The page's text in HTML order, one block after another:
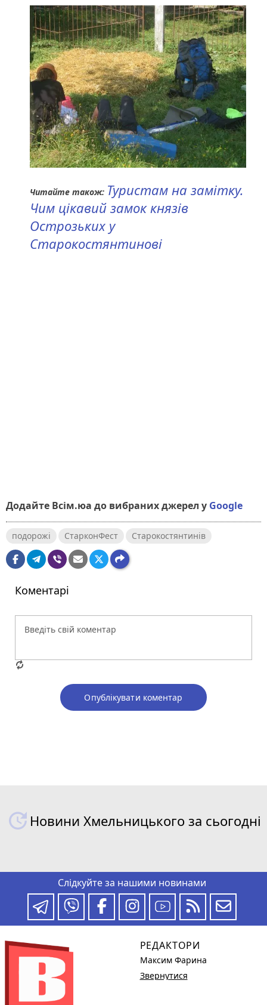
Читайте також: Туристам на замітку.
Чим цікавий замок князів
Острозьких у
Старокостянтинові
Додайте Всім.юа до вибраних джерел у Google
подорожі СтарконФест Старокостянтинів
Коментарі
Опублікувати коментар
Новини Хмельницького за сьогодні
Слідкуйте за нашими новинами
РЕДАКТОРИ
Максим Фарина
Звернутися